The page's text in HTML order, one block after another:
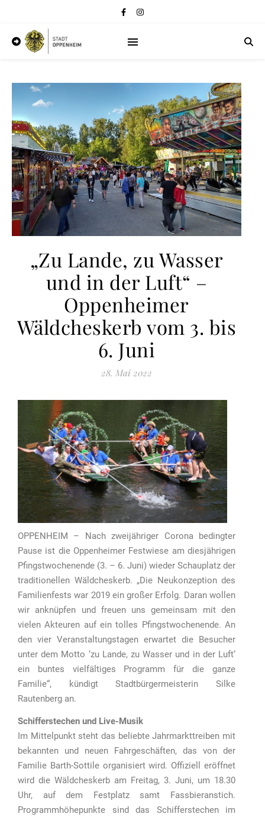
„Zu Lande, zu Wasser
und in der Luft“ –
Oppenheimer
Wäldcheskerb vom 3. bis
6. Juni
28. Mai 2022
OPPENHEIM – Nach zweijähriger Corona bedingter
Pause ist die Oppenheimer Festwiese am diesjährigen
Pfingstwochenende (3. – 6. Juni) wieder Schauplatz der
traditionellen Wäldcheskerb. „Die Neukonzeption des
Familienfests war 2019 ein großer Erfolg. Daran wollen
wir anknüpfen und freuen uns gemeinsam mit den
vielen Akteuren auf ein tolles Pfingstwochenende. An
den vier Veranstaltungstagen erwartet die Besucher
unter dem Motto ‘zu Lande, zu Wasser und in der Luft‘
ein buntes vielfältiges Programm für die ganze
Familie“, kündigt Stadtbürgermeisterin Silke
Rautenberg an.
Schifferstechen und Live-Musik
Im Mittelpunkt steht das beliebte Jahrmarkttreiben mit
bekannten und neuen Fahrgeschäften, das von der
Familie Barth-Sottile organisiert wird. Offiziell eröffnet
wird die Wäldcheskerb am Freitag, 3. Juni, um 18.30
Uhr, auf dem Festplatz samt Fassbieranstich.
Programmhöhepunkte sind das Schifferstechen im